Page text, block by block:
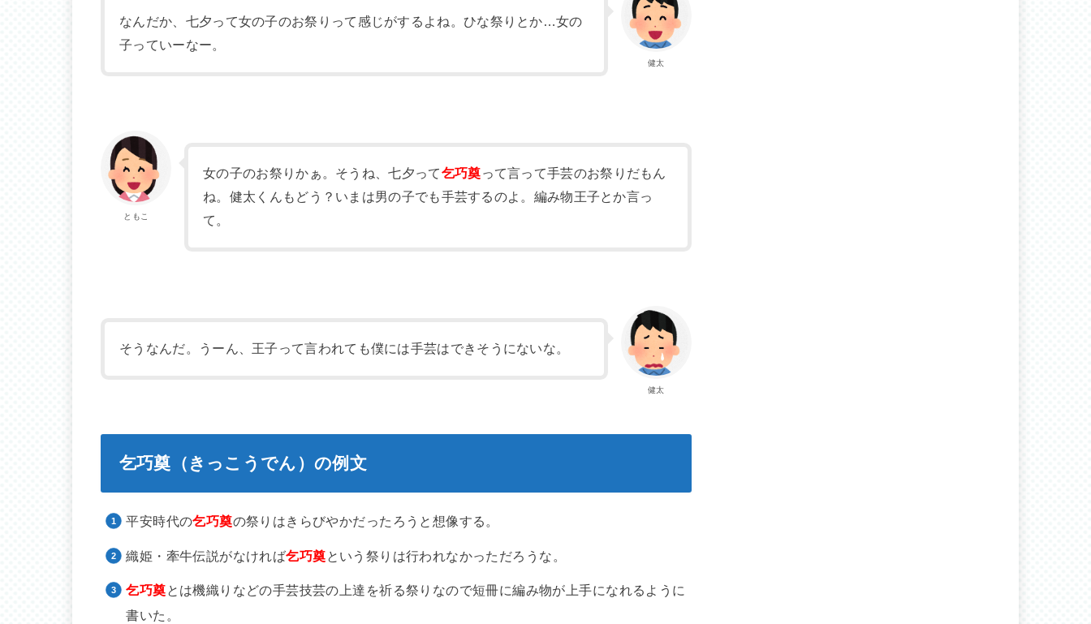
健太
なんだか、七夕って女の子のお祭りって感じがするよね。ひな祭りとか…女の
子っていーなー。
ともこ
女の子のお祭りかぁ。そうね、七夕って乞巧奠って言って手芸のお祭りだもん
ね。健太くんもどう？いまは男の子でも手芸するのよ。編み物王子とか言っ
て。
健太
そうなんだ。うーん、王子って言われても僕には手芸はできそうにないな。
乞巧奠（きっこうでん）の例文
平安時代の乞巧奠の祭りはきらびやかだったろうと想像する。
織姫・牽牛伝説がなければ乞巧奠という祭りは行われなかっただろうな。
乞巧奠とは機織りなどの手芸技芸の上達を祈る祭りなので短冊に編み物が上手になれるように
書いた。